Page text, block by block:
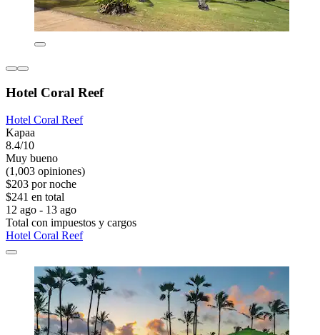
Hotel Coral Reef
Hotel Coral Reef
Kapaa
8.4/10
Muy bueno
(1,003 opiniones)
$203 por noche
$241 en total
12 ago - 13 ago
Total con impuestos y cargos
Hotel Coral Reef